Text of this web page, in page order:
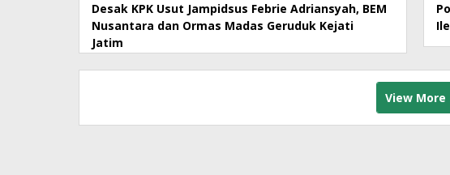
Desak KPK Usut Jampidsus Febrie Adriansyah, BEM
Nusantara dan Ormas Madas Geruduk Kejati
Jatim
View More